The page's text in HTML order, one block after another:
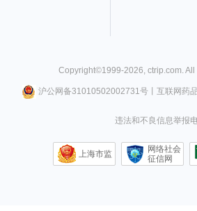
Copyright©1999-2026 ctrip.com .
沪公网备31010502002731号丨 互联网药
违法和不良信息举报
上海市监
网络社会
征信网